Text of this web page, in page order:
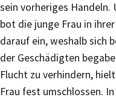
sein vorheriges Handeln.
bot die junge Frau in
darauf ein, weshalb sich
der Geschädigten
Flucht zu verhindern,
Frau fest umschlossen.